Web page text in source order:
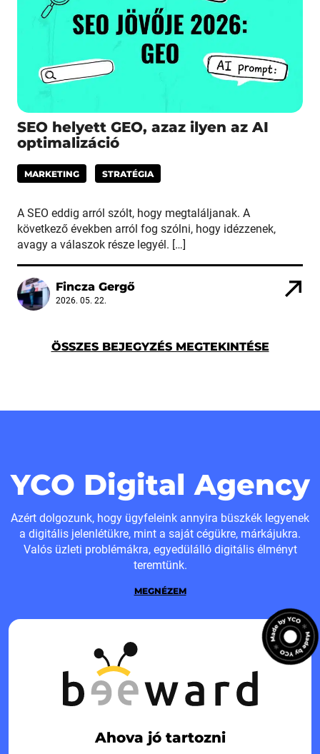
SEO helyett GEO, azaz ilyen az AI
optimalizáció
MARKETING STRATÉGIA
A SEO eddig arról szólt, hogy megtaláljanak. A
következő években arról fog szólni, hogy idézzenek,
avagy a válaszok része legyél. […]
Fincza Gergő
2026. 05. 22.
ÖSSZES BEJEGYZÉS MEGTEKINTÉSE
YCO Digital Agency
Azért dolgozunk, hogy ügyfeleink annyira büszkék legyenek
a digitális jelenlétükre, mint a saját cégükre, márkájukra.
Valós üzleti problémákra, egyedülálló digitális élményt
teremtünk.
MEGNÉZEM
Ahova jó tartozni